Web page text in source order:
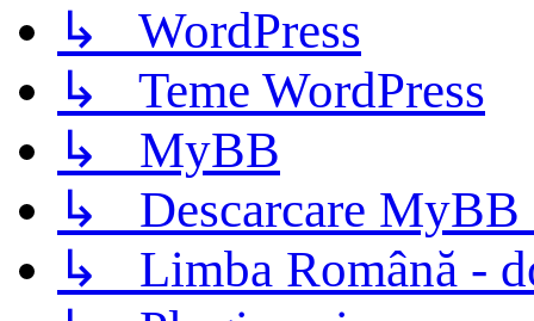
↳ WordPress
↳ Teme WordPress
↳ MyBB
↳ Descarcare MyBB
↳ Limba Română -